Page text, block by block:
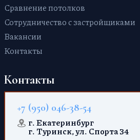
Сравнение потолков
Сотрудничество с застройщиками
Вакансии
Контакты
Контакты
+7 (950) 046-38-54
г. Екатеринбург
г. Туринск, ул. Спорта 34